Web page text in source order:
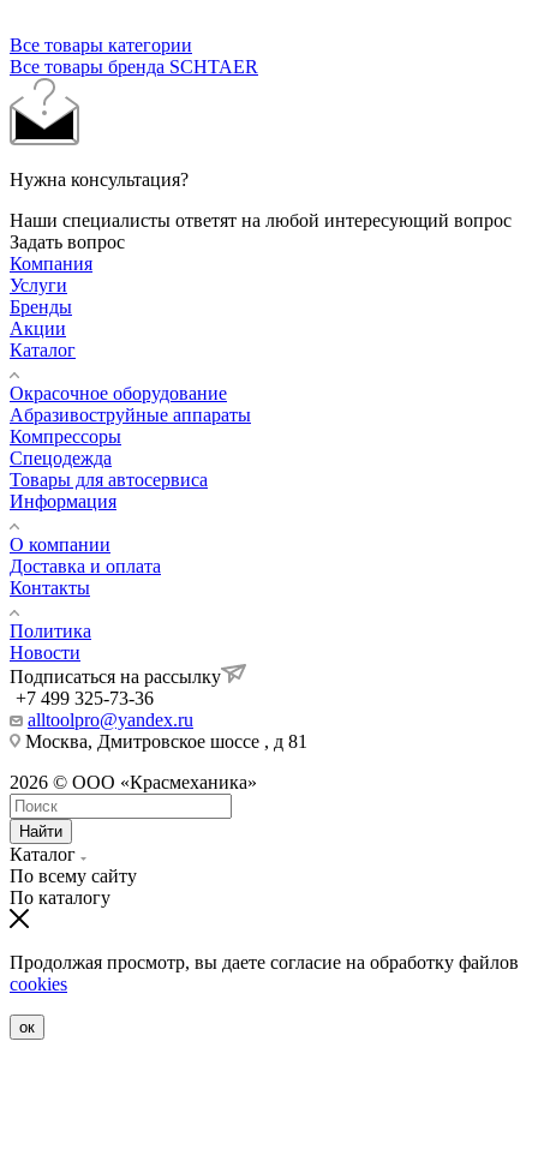
Все товары категории
Все товары бренда SCHTAER
Нужна консультация?
Наши специалисты ответят на любой интересующий вопрос
Задать вопрос
Компания
Услуги
Бренды
Акции
Каталог
Окрасочное оборудование
Aбразивоструйные аппараты
Компрессоры
Спецодежда
Товары для автосервиса
Информация
О компании
Доставка и оплата
Контакты
Политика
Новости
Подписаться на рассылку
+7 499 325-73-36
alltoolpro@yandex.ru
Москва, Дмитровское шоссе , д 81
2026 © ООО «Красмеханика»
Найти
Каталог
По всему сайту
По каталогу
Продолжая просмотр, вы даете согласие на обработку файлов
cookies
ок